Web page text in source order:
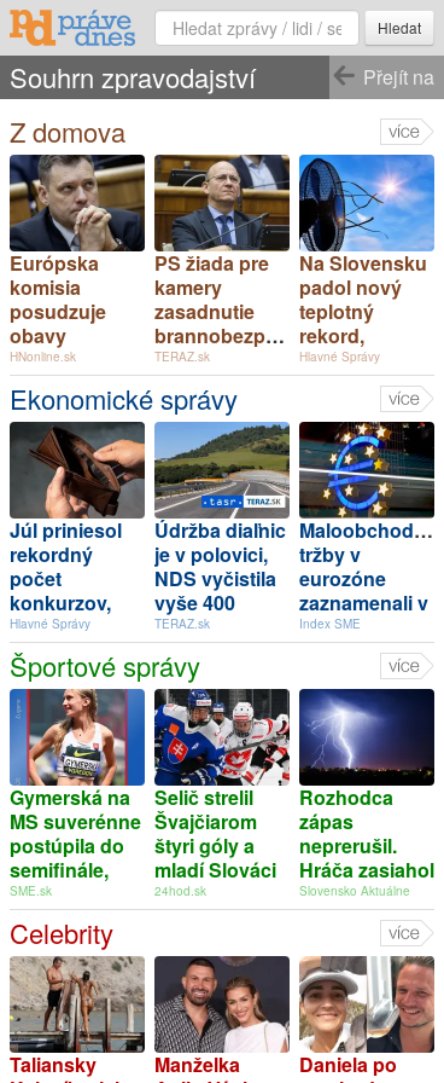
Hledat
Přejít na
Souhrn zpravodajství
Z domova
Európska
komisia
posudzuje
obavy
týkajúce sa
uznesení k
zonáciám
národných
parkov
HNonline.sk
PS žiada pre
kamery
zasadnutie
brannobezpečnostného
výboru NR SR
TERAZ.sk
Na Slovensku
padol nový
teplotný
rekord,
hodnotu má
41,6 stupňov
Hlavné Správy
Ekonomické správy
Júl priniesol
rekordný
počet
konkurzov,
medzi
skrachovanými
je aj
spoločnosť
spájaná s
kauzou SFZ
Hlavné Správy
Údržba diaľnic
je v polovici,
NDS vyčistila
vyše 400
kilometrov
TERAZ.sk
Maloobchodné
tržby v
eurozóne
zaznamenali v
júni pokles
Index SME
Športové správy
Gymerská na
MS suverénne
postúpila do
semifinále,
mix štafeta
vytvorila
národný
rekord
SME.sk
Selič strelil
Švajčiarom
štyri góly a
mladí Slováci
postúpili do
semifinále
Cupu
24hod.sk
Rozhodca
zápas
neprerušil.
Hráča zasiahol
na ihrisku
blesk a na
mieste ho
kruto zabil –
VIDEO 18+
Slovensko Aktuálne
Celebrity
Taliansky
Manželka
Daniela po